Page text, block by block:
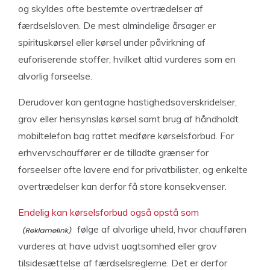
og skyldes ofte bestemte overtrædelser af
færdselsloven. De mest almindelige årsager er
spirituskørsel eller kørsel under påvirkning af
euforiserende stoffer, hvilket altid vurderes som en
alvorlig forseelse.
Derudover kan gentagne hastighedsoverskridelser,
grov eller hensynsløs kørsel samt brug af håndholdt
mobiltelefon bag rattet medføre kørselsforbud. For
erhvervschauffører er de tilladte grænser for
forseelser ofte lavere end for privatbilister, og enkelte
overtrædelser kan derfor få store konsekvenser.
Endelig kan kørselsforbud også opstå som
følge af alvorlige uheld, hvor chaufføren
vurderes at have udvist uagtsomhed eller grov
tilsidesættelse af færdselsreglerne. Det er derfor